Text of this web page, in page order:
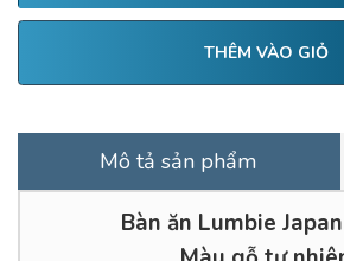
THÊM VÀO GIỎ
Mô tả sản phẩm
Bàn ăn Lumbie